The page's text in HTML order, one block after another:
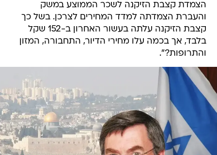
הצמדת קצבת הזיקנה לשכר הממוצע במשק
והעברת הצמדתה למדד המחירים לצרכן. בשל כך
קצבת הזיקנה עלתה בעשור האחרון ב-152 שקל
בלבד, אך בכמה עלו מחירי הדיור, התחבורה, המזון
והתרופות?".